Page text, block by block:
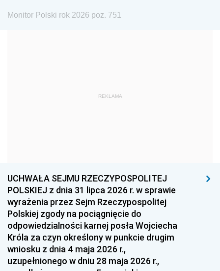
1968
1954 1953 1952
1951 1950 1949
1948 1947
1939 1938 1937
1936 1930
Monitor Polski rok 2026 poz. 751
REKLAMA
UCHWAŁA SEJMU RZECZYPOSPOLITEJ
POLSKIEJ z dnia 31 lipca 2026 r. w sprawie
wyrażenia przez Sejm Rzeczypospolitej
Polskiej zgody na pociągnięcie do
odpowiedzialności karnej posła Wojciecha
Króla za czyn określony w punkcie drugim
wniosku z dnia 4 maja 2026 r.,
uzupełnionego w dniu 28 maja 2026 r.,